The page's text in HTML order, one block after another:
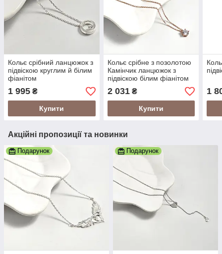
Кольє срібний ланцюжок з
підвіскою круглим й білим
фіанітом
1 995 ₴
Купити
Кольє срібне з позолотою
Камінчик ланцюжок з
підвіскою білим фіанітом
2 031₴
Купити
1
Акційні пропозиції та новинки
Подарунок Подарунок